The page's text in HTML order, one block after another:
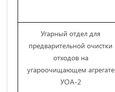
Угарный отдел для
предварительной очистки
отходов на
угароочищающем агрегате
УОА-2